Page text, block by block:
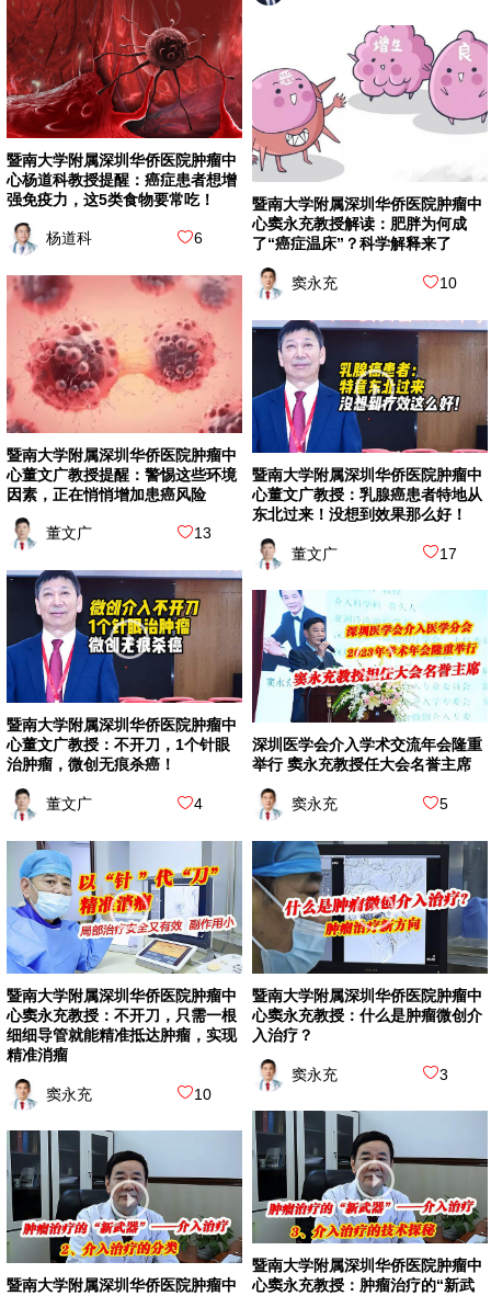
暨南大学附属深圳华侨医院肿瘤中
心杨道科教授提醒：癌症患者想增
强免疫力，这5类食物要常吃！
杨道科 6
暨南大学附属深圳华侨医院肿瘤中
心董文广教授提醒：警惕这些环境
因素，正在悄悄增加患癌风险
董文广 13
暨南大学附属深圳华侨医院肿瘤中
心董文广教授：不开刀，1个针眼
治肿瘤，微创无痕杀癌！
董文广 4
暨南大学附属深圳华侨医院肿瘤中
心窦永充教授：不开刀，只需一根
细细导管就能精准抵达肿瘤，实现
精准消瘤
窦永充 10
暨南大学附属深圳华侨医院肿瘤中
暨南大学附属深圳华侨医院肿瘤中
心窦永充教授解读：肥胖为何成
了“癌症温床”？科学解释来了
窦永充 10
暨南大学附属深圳华侨医院肿瘤中
心董文广教授：乳腺癌患者特地从
东北过来！没想到效果那么好！
董文广 17
深圳医学会介入学术交流年会隆重
举行 窦永充教授任大会名誉主席
窦永充 5
暨南大学附属深圳华侨医院肿瘤中
心窦永充教授：什么是肿瘤微创介
入治疗？
窦永充 3
暨南大学附属深圳华侨医院肿瘤中
心窦永充教授：肿瘤治疗的“新武